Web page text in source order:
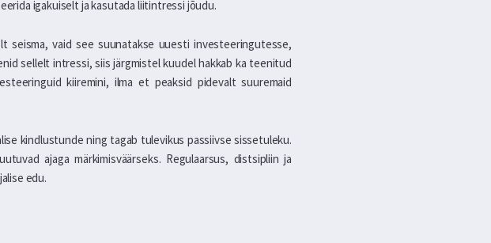
igakuiselt ja kasutada liitintressi jõudu.
vaid see suunatakse uuesti investeeringutesse,
sellelt intressi, siis järgmistel kuudel hakkab ka teenitud
kiiremini, ilma et peaksid pidevalt suuremaid
kindlustunde ning tagab tulevikus passiivse sissetuleku.
ajaga märkimisväärseks. Regulaarsus, distsipliin ja
edu.